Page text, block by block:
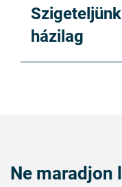
házilag
Ne maradjon